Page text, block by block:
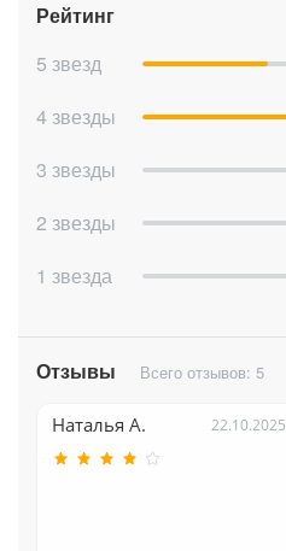
Рейтинг
5 звезд
4 звезды
3 звезды
2 звезды
1 звезда
Отзывы Всего отзывов: 5
Наталья А. 22.10.2025